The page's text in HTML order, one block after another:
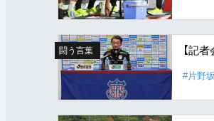
闘う言葉 【記
#片野